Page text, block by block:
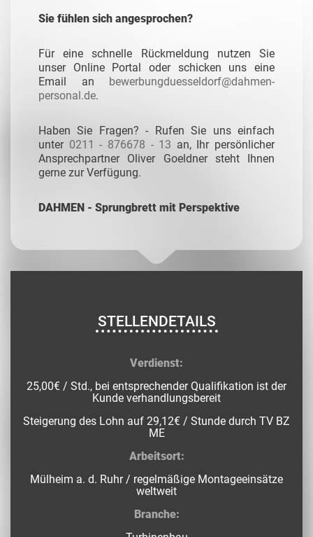
Sie fühlen sich angesprochen?
Für eine schnelle Rückmeldung nutzen Sie
unser Online Portal oder schicken uns eine
Email an bewerbungduesseldorf@dahmen-
personal.de.
Haben Sie Fragen? - Rufen Sie uns einfach
unter 0211 - 876678 - 13 an, Ihr persönlicher
Ansprechpartner Oliver Goeldner steht Ihnen
gerne zur Verfügung.
DAHMEN - Sprungbrett mit Perspektive
STELLENDETAILS
Verdienst:
25,00€ / Std., bei entsprechender Qualifikation ist der
Kunde verhandlungsbereit
Steigerung des Lohn auf 29,12€ / Stunde durch TV BZ
ME
Arbeitsort:
Mülheim a. d. Ruhr / regelmäßige Montageeinsätze
weltweit
Branche: